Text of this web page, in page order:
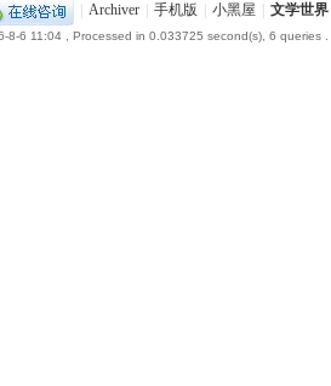
Archiver 手机版 小黑屋 文学世界
8-6 11:04 , Processed in 0.033725 second(s), 6 queries .